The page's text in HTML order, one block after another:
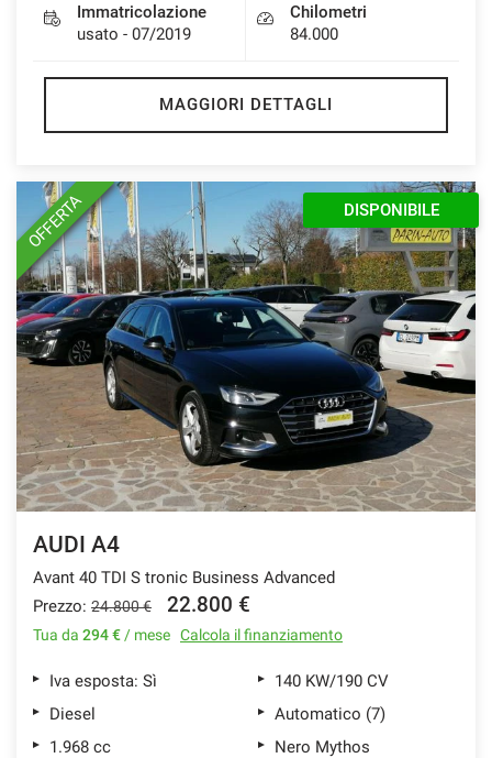
Immatricolazione
usato - 07/2019
Chilometri
84.000
MAGGIORI DETTAGLI
OFFERTA DISPONIBILE
AUDI A4
Avant 40 TDI S tronic Business Advanced
Prezzo: 24.800 € 22.800 €
Tua da 294 € / mese Calcola il finanziamento
Iva esposta: Sì
140 KW/190 CV
Diesel
Automatico (7)
1.968 cc
Nero Mythos